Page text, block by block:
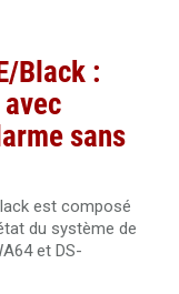
Black :
sans
est composé
du système de
et DS-